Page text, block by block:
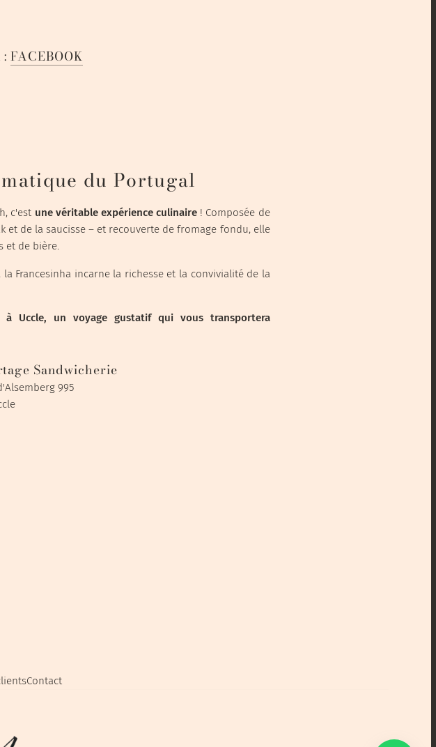
FACEBOOK
du Portugal
c'est une véritable expérience culinaire ! Composée de
et de la saucisse – et recouverte de fromage fondu, elle
et de bière.
Francesinha incarne la richesse et la convivialité de la
à Uccle, un voyage gustatif qui vous transportera
Sandwicherie
995
Contact